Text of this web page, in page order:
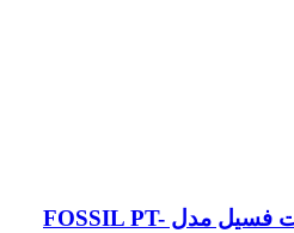
ساعت مچی مردانه اتومات فسیل مدل FOSSIL PT-